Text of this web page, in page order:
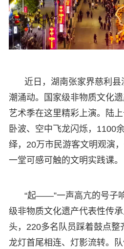
近日，湖南张家界慈利
潮涌动。国家级非物质文化
艺术季在这里精彩上演。陆
卧波、空中飞龙闪烁，1100
绎，20万市民游客文明观演
一堂可感可触的文明实践课。
“起——”一声高亢的号子
级非物质文化遗产代表性传
头，220多名队员踩着鼓点整
龙灯首尾相连、灯影流转。